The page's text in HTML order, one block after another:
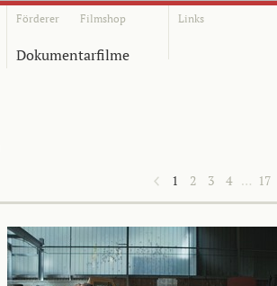
Förderer Filmshop Links
Dokumentarfilme
1 2 3 4 … 17